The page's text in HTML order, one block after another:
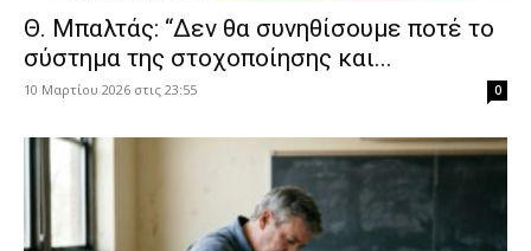
Θ. Μπαλτάς: “Δεν θα συνηθίσουμε ποτέ το
σύστημα της στοχοποίησης και...
10 Μαρτίου 2026 στις 23:55 0